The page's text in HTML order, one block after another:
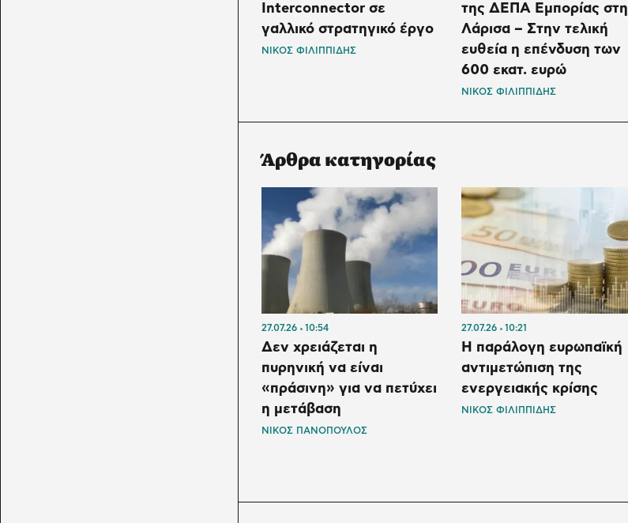
Interconnector σε
γαλλικό στρατηγικό έργο
ΝΙΚΟΣ ΦΙΛΙΠΠΙΔΗΣ
της ΔΕΠΑ Εμπορίας στη
Λάρισα – Στην τελική
ευθεία η επένδυση των
600 εκατ. ευρώ
ΝΙΚΟΣ ΦΙΛΙΠΠΙΔΗΣ
Άρθρα κατηγορίας
27.07.26 10:54
Δεν χρειάζεται η
πυρηνική να είναι
«πράσινη» για να πετύχει
η μετάβαση
ΝΙΚΟΣ ΠΑΝΟΠΟΥΛΟΣ
27.07.26 10:21
Η παράλογη ευρωπαϊκή
αντιμετώπιση της
ενεργειακής κρίσης
ΝΙΚΟΣ ΦΙΛΙΠΠΙΔΗΣ